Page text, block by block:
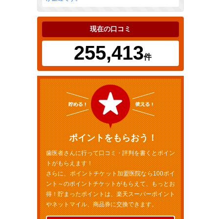
現在の口コミ
255,413件
ポイントをもらおう！
歯医者さんに行って口コミ・評判を書くとポイン
トがもらえます！
さらに、ポイントチケット加盟医院なら100ポイ
ント～のポイントチケットがもらえて、もっとお
得！貯まったポイントは、楽天スーパーポイント
やネットマイル、商品券に交換できます。